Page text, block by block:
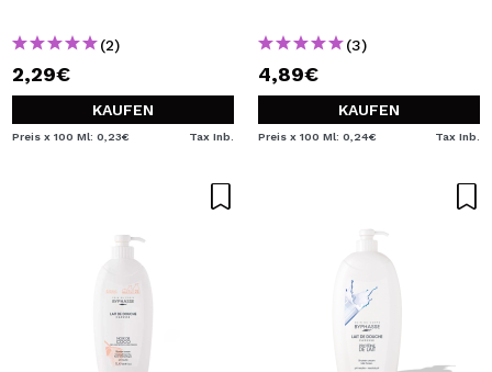
(2)
2,29€
KAUFEN
Preis x 100 Ml: 0,23€ Tax Inb.
(3)
4,89€
KAUFEN
Preis x 100 Ml: 0,24€ Tax Inb.